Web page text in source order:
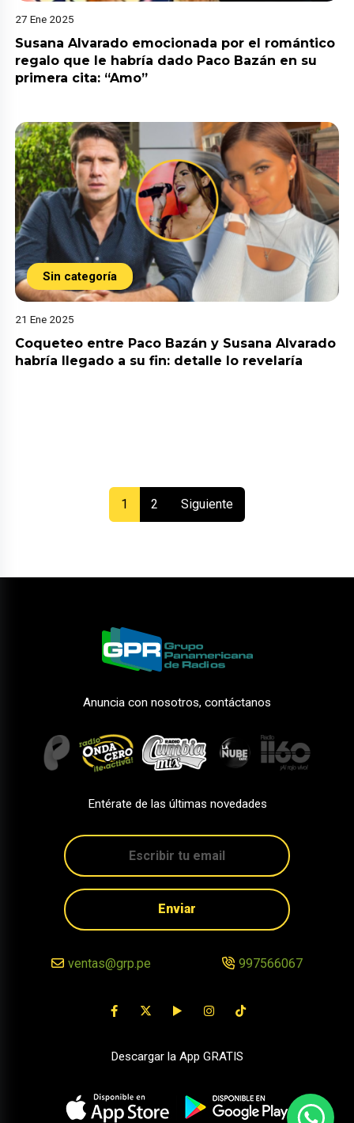
27 Ene 2025
Susana Alvarado emocionada por el romántico
regalo que le habría dado Paco Bazán en su
primera cita: “Amo”
Sin categoría
21 Ene 2025
Coqueteo entre Paco Bazán y Susana Alvarado
habría llegado a su fin: detalle lo revelaría
1 (current)
2 Siguiente
Anuncia con nosotros, contáctanos
Entérate de las últimas novedades
Enviar
ventas@grp.pe 997566067
Descargar la App GRATIS